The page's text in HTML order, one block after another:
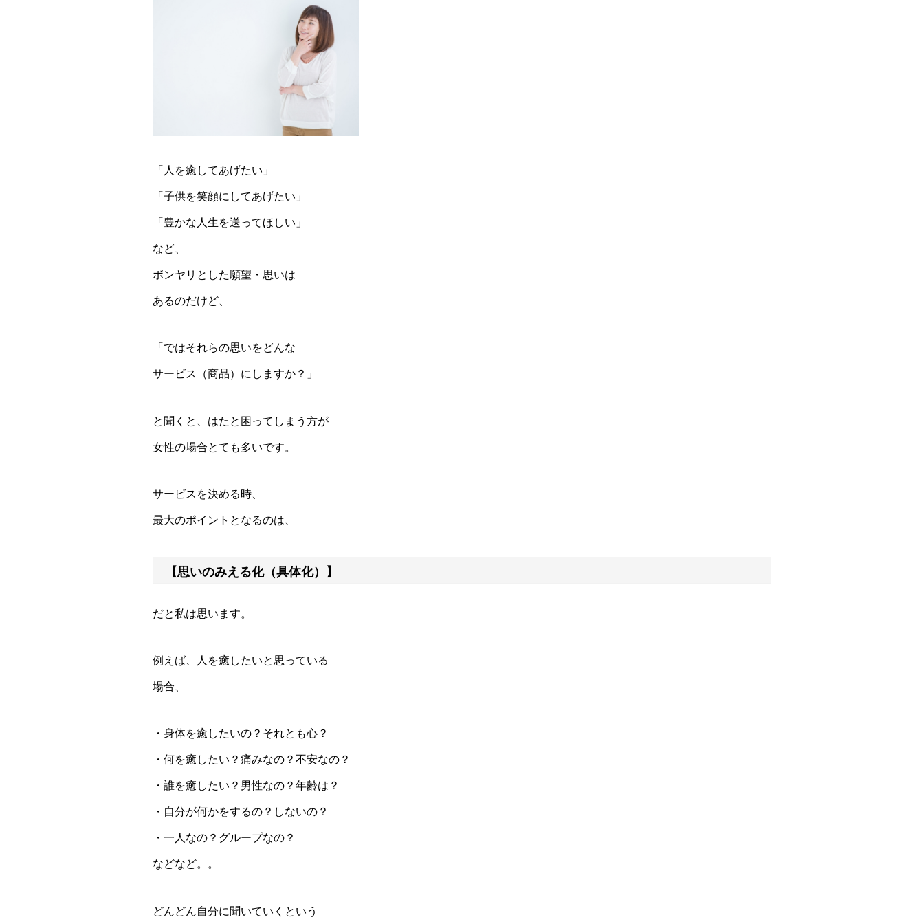
「人を癒してあげたい」
「子供を笑顔にしてあげたい」
「豊かな人生を送ってほしい」
など、
ボンヤリとした願望・思いは
あるのだけど、
「ではそれらの思いをどんな
サービス（商品）にしますか？」
と聞くと、はたと困ってしまう方が
女性の場合とても多いです。
サービスを決める時、
最大のポイントとなるのは、
【思いのみえる化（具体化）】
だと私は思います。
例えば、人を癒したいと思っている
場合、
・身体を癒したいの？それとも心？
・何を癒したい？痛みなの？不安なの？
・誰を癒したい？男性なの？年齢は？
・自分が何かをするの？しないの？
・一人なの？グループなの？
などなど。。
どんどん自分に聞いていくという